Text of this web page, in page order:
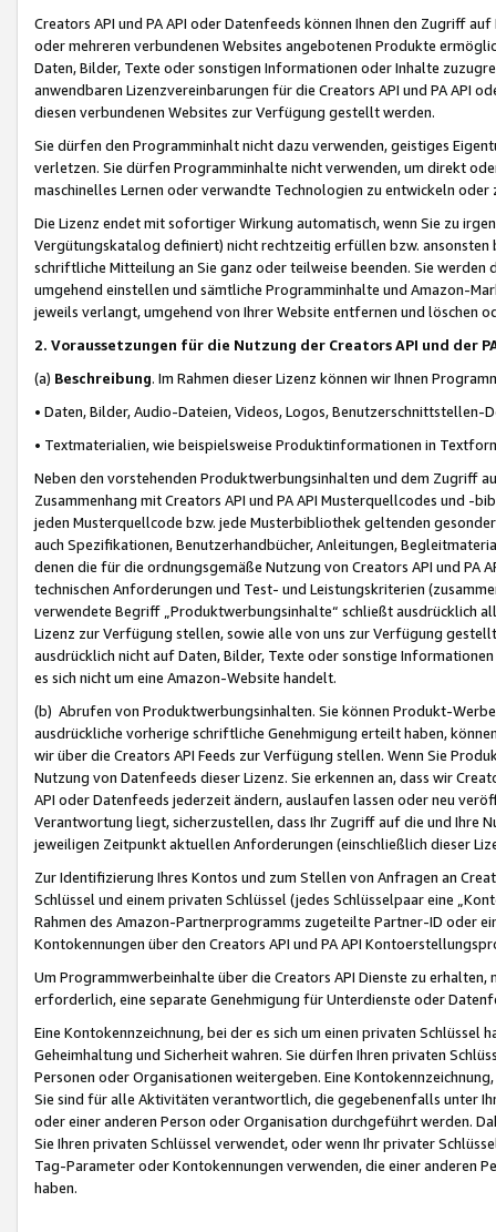
Creators API und PA API oder Datenfeeds können Ihnen den Zugriff
oder mehreren verbundenen Websites angebotenen Produkte
Daten, Bilder, Texte oder sonstigen Informationen oder Inhalte
anwendbaren Lizenzvereinbarungen für die Creators API und PA API
diesen verbundenen Websites zur Verfügung gestellt werden.
Sie dürfen den Programminhalt nicht dazu verwenden, geistiges
verletzen. Sie dürfen Programminhalte nicht verwenden, um direkt
maschinelles Lernen oder verwandte Technologien zu entwickeln
Die Lizenz endet mit sofortiger Wirkung automatisch, wenn Sie zu
Vergütungskatalog definiert) nicht rechtzeitig erfüllen bzw. ansonsten
schriftliche Mitteilung an Sie ganz oder teilweise beenden. Sie werden
umgehend einstellen und sämtliche Programminhalte und Amazon-
jeweils verlangt, umgehend von Ihrer Website entfernen und löschen
2. Voraussetzungen für die Nutzung der Creators API und der
(a) Beschreibung. Im Rahmen dieser Lizenz können wir Ihnen
• Daten, Bilder, Audio-Dateien, Videos, Logos, Benutzerschnittstellen-
• Textmaterialien, wie beispielsweise Produktinformationen in
Neben den vorstehenden Produktwerbungsinhalten und dem Zugriff
Zusammenhang mit Creators API und PA API Musterquellcodes und
jeden Musterquellcode bzw. jede Musterbibliothek geltenden
auch Spezifikationen, Benutzerhandbücher, Anleitungen,
denen die für die ordnungsgemäße Nutzung von Creators API und PA
technischen Anforderungen und Test- und Leistungskriterien
verwendete Begriff „Produktwerbungsinhalte“ schließt ausdrücklich
Lizenz zur Verfügung stellen, sowie alle von uns zur Verfügung
ausdrücklich nicht auf Daten, Bilder, Texte oder sonstige
es sich nicht um eine Amazon-Website handelt.
(b) Abrufen von Produktwerbungsinhalten. Sie können Produkt-
ausdrückliche vorherige schriftliche Genehmigung erteilt haben,
wir über die Creators API Feeds zur Verfügung stellen. Wenn Sie
Nutzung von Datenfeeds dieser Lizenz. Sie erkennen an, dass wir
API oder Datenfeeds jederzeit ändern, auslaufen lassen oder neu
Verantwortung liegt, sicherzustellen, dass Ihr Zugriff auf die und Ihre
jeweiligen Zeitpunkt aktuellen Anforderungen (einschließlich dieser
Zur Identifizierung Ihres Kontos und zum Stellen von Anfragen an
Schlüssel und einem privaten Schlüssel (jedes Schlüsselpaar eine
Rahmen des Amazon-Partnerprogramms zugeteilte Partner-ID oder
Kontokennungen über den Creators API und PA API
Um Programmwerbeinhalte über die Creators API Dienste zu
erforderlich, eine separate Genehmigung für Unterdienste oder
Eine Kontokennzeichnung, bei der es sich um einen privaten
Geheimhaltung und Sicherheit wahren. Sie dürfen Ihren privaten
Personen oder Organisationen weitergeben. Eine
Sie sind für alle Aktivitäten verantwortlich, die gegebenenfalls unter
oder einer anderen Person oder Organisation durchgeführt werden.
Sie Ihren privaten Schlüssel verwendet, oder wenn Ihr privater
Tag-Parameter oder Kontokennungen verwenden, die einer anderen
haben.